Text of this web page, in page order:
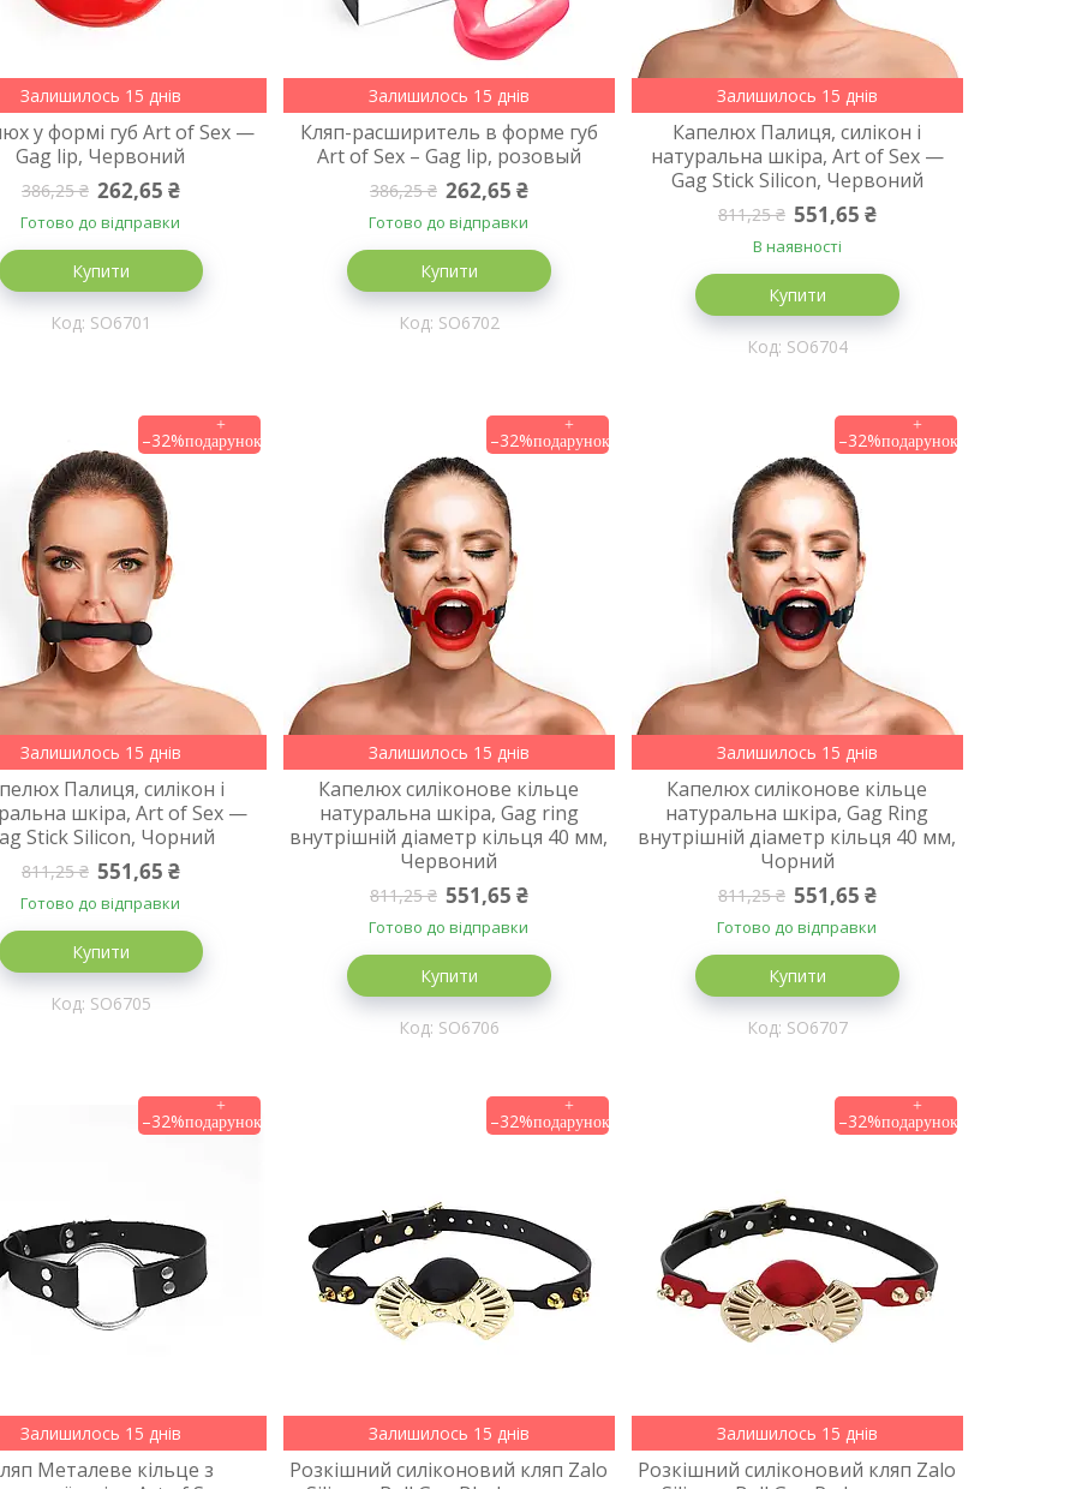
Залишилось 15 днів
у формі губ Art of Sex —
Gag lip, Червоний
386,25 ₴ 262,65 ₴
Готово до відправки
Купити
SO6701
Залишилось 15 днів
Кляп-расширитель в форме губ
Art of Sex – Gag lip, розовый
386,25 ₴ 262,65 ₴
Готово до відправки
Купити
SO6702
Залишилось 15 днів
Капелюх Палиця, силікон і
натуральна шкіра, Art of Sex —
Gag Stick Silicon, Червоний
811,25 ₴ 551,65 ₴
В наявності
Купити
SO6704
–32%
Залишилось 15 днів
Палиця, силікон і
шкіра, Art of Sex —
Stick Silicon, Чорний
811,25 ₴ 551,65 ₴
Готово до відправки
Купити
SO6705
–32%
Залишилось 15 днів
Капелюх силіконове кільце
натуральна шкіра, Gag ring
внутрішній діаметр кільця 40 мм,
Червоний
811,25 ₴ 551,65 ₴
Готово до відправки
Купити
SO6706
–32%
Залишилось 15 днів
Капелюх силіконове кільце
натуральна шкіра, Gag Ring
внутрішній діаметр кільця 40 мм,
Чорний
811,25 ₴ 551,65 ₴
Готово до відправки
Купити
SO6707
–32%
Залишилось 15 днів
Металеве кільце з
–32%
Залишилось 15 днів
Розкішний силіконовий кляп Zalo
–32%
Залишилось 15 днів
Розкішний силіконовий кляп Zalo